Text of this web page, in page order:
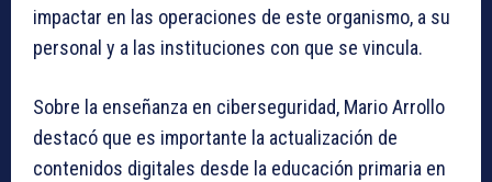
impactar en las operaciones de este organismo, a su
personal y a las instituciones con que se vincula.
Sobre la enseñanza en ciberseguridad, Mario Arrollo
destacó que es importante la actualización de
contenidos digitales desde la educación primaria en